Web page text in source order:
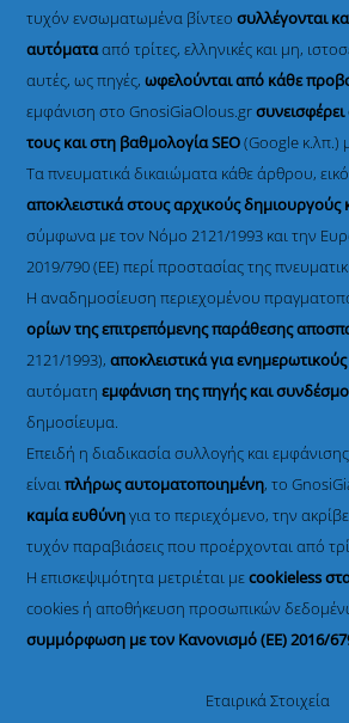
τυχόν ενσωματωμένα βίντεοσυλλέγονται
αυτόματααπό τρίτες, ελληνικές και μη,
αυτές, ως πηγές,ωφελούνται από κάθε
εμφάνιση στο GnosiGiaOlous.gr
τους και στη βαθμολογία SEO(Google κ.λπ.)
Τα πνευματικά δικαιώματα κάθε άρθρου,
αποκλειστικά στους αρχικούς δημιουργούς
σύμφωνα με τον Νόμο 2121/1993 και την
2019/790 (ΕΕ) περί προστασίας της
Η αναδημοσίευση περιεχομένου
ορίων της επιτρεπόμενης παράθεσης
2121/1993), αποκλειστικά για
αυτόματηεμφάνιση της πηγής και
δημοσίευμα.
Επειδή η διαδικασία συλλογής και
είναιπλήρως αυτοματοποιημένη, το
καμία ευθύνηγια το περιεχόμενο, την
τυχόν παραβιάσεις που προέρχονται από
Η επισκεψιμότητα μετριέται μεcookieless
cookies ή αποθήκευση προσωπικών
συμμόρφωση με τον Κανονισμό (ΕΕ) 2016/
Εταιρικά Στοιχεία